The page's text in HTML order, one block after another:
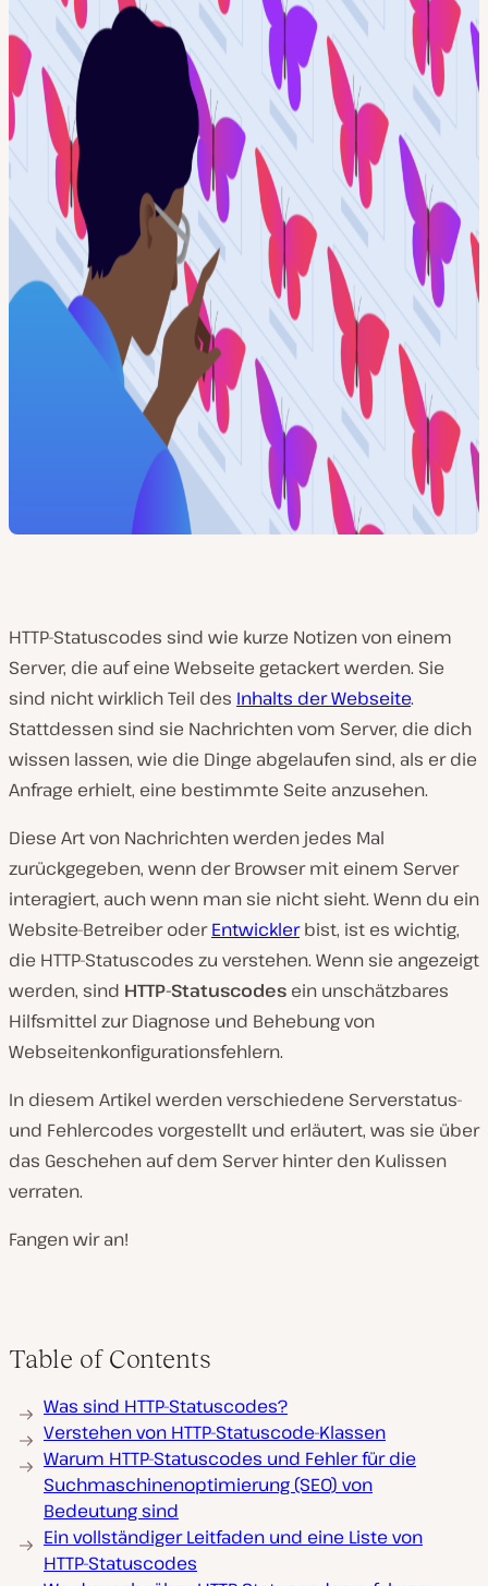
HTTP-Statuscodes sind wie kurze Notizen von einem
Server, die auf eine Webseite getackert werden. Sie
sind nicht wirklich Teil des Inhalts der Webseite.
Stattdessen sind sie Nachrichten vom Server, die dich
wissen lassen, wie die Dinge abgelaufen sind, als er die
Anfrage erhielt, eine bestimmte Seite anzusehen.
Diese Art von Nachrichten werden jedes Mal
zurückgegeben, wenn der Browser mit einem Server
interagiert, auch wenn man sie nicht sieht. Wenn du ein
Website-Betreiber oderEntwicklerbist, ist es wichtig,
die HTTP-Statuscodes zu verstehen. Wenn sie angezeigt
werden, sind HTTP-Statuscodes ein unschätzbares
Hilfsmittel zur Diagnose und Behebung von
Webseitenkonfigurationsfehlern.
In diesem Artikel werden verschiedene Serverstatus-
und Fehlercodes vorgestellt und erläutert, was sie über
das Geschehen auf dem Server hinter den Kulissen
verraten.
Fangen wir an!
Table of Contents
Was sind HTTP-Statuscodes?
Verstehen von HTTP-Statuscode-Klassen
Warum HTTP-Statuscodes und Fehler für die
Suchmaschinenoptimierung (SEO) von
Bedeutung sind
Ein vollständiger Leitfaden und eine Liste von
HTTP-Statuscodes